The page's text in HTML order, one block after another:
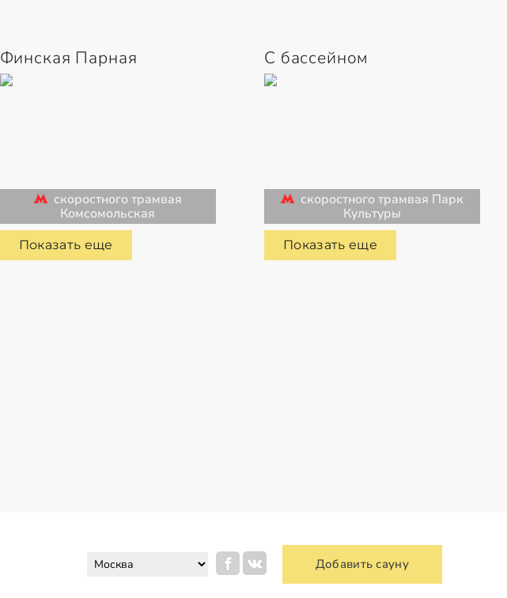
Финская Парная
скоростного трамвая
Комсомольская
Показать еще
С бассейном
скоростного трамвая Парк
Культуры
Показать еще
Добавить сауну